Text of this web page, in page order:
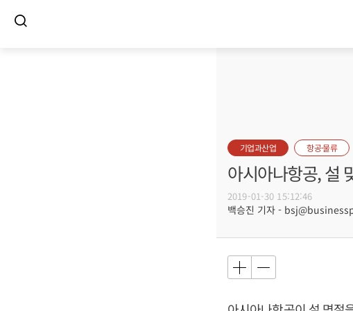
기업과산업 항공·물류
아시아나항공, 설
2019-01-30 15:12:46
백승진 기자 -